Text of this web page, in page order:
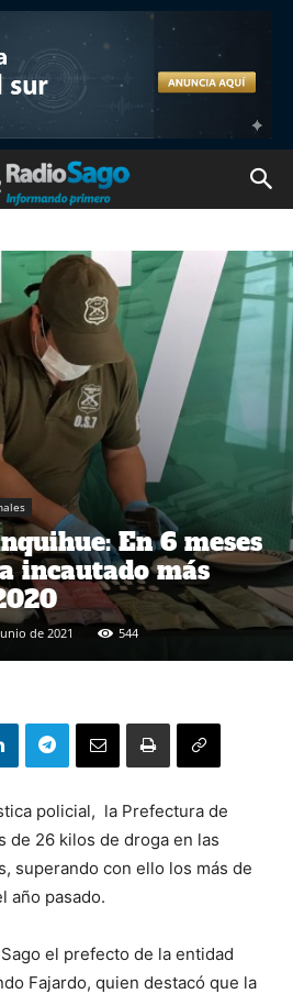
En 6 meses
incautado más
de 2021 544
policial, la Prefectura de
de 26 kilos de droga en las
superando con ello los más de
año pasado.
el prefecto de la entidad
Fajardo, quien destacó que la